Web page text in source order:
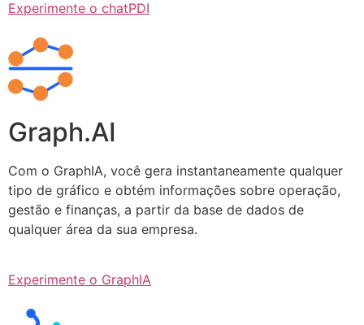
Experimente o chatPDI
Graph.AI
Com o GraphIA, você gera instantaneamente qualquer
tipo de gráfico e obtém informações sobre operação,
gestão e finanças, a partir da base de dados de
qualquer área da sua empresa.
Experimente o GraphIA